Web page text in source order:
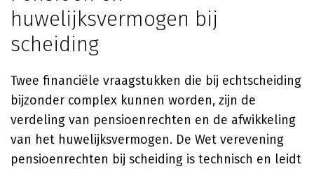
huwelijksvermogen bij
scheiding
Twee financiële vraagstukken die bij echtscheiding
bijzonder complex kunnen worden, zijn de
verdeling van pensioenrechten en de afwikkeling
van het huwelijksvermogen. De Wet verevening
pensioenrechten bij scheiding is technisch en leidt